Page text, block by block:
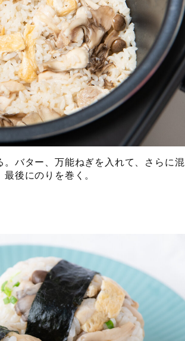
バター、万能ねぎを入れて、さらに混
後にのりを巻く。